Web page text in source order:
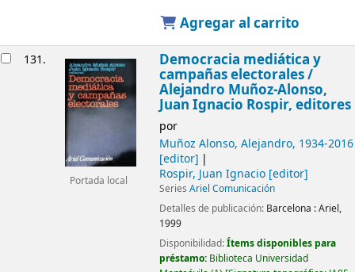
Agregar al carrito
131.
Portada local
Democracia mediática y
campañas electorales /
Alejandro Muñoz-Alonso,
Juan Ignacio Rospir, editores
por
Muñoz Alonso, Alejandro, 1934-2016
[editor]
Rospir, Juan Ignacio[editor]
Series Ariel Comunicación
Detalles de publicación: Barcelona :Ariel,
1999
Disponibilidad:Ítems disponibles para
préstamo: Biblioteca Universidad